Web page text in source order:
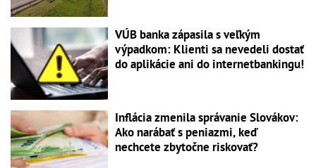
VÚB banka zápasila s veľkým
výpadkom: Klienti sa nevedeli dostať
do aplikácie ani do internetbankingu!
Inflácia zmenila správanie Slovákov:
Ako narábať s peniazmi, keď
nechcete zbytočne riskovať?